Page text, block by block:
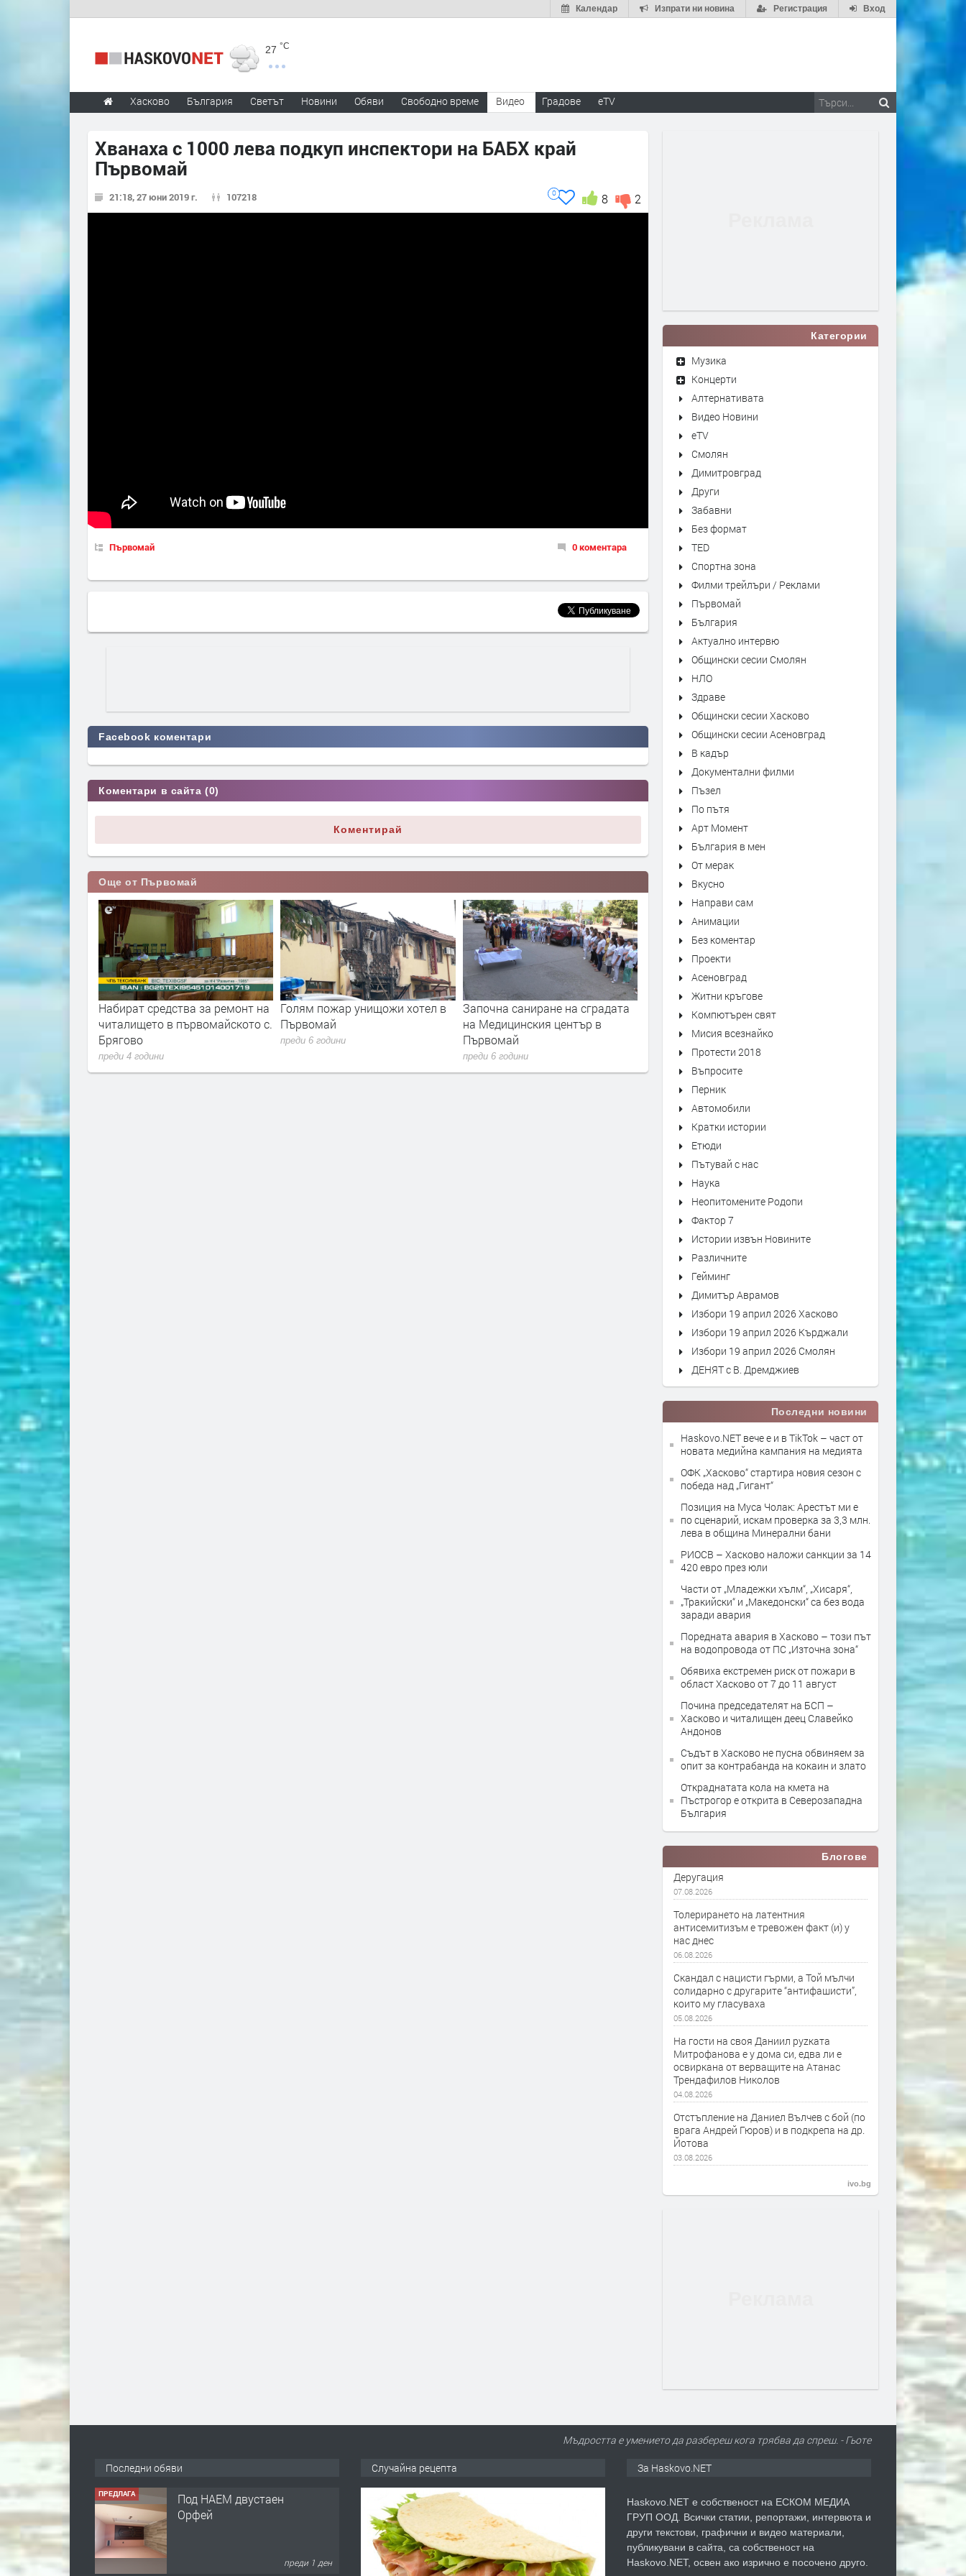
Вход
Регистрация
Изпрати ни новина
Календар
27 °C
Хасково България Светът Новини Обяви Свободно време Видео Градове eTV
Хванаха с 1000 лева подкуп инспектори на БАБХ край
Първомай
21:18, 27 юни 2019 г. 107218 2
8
0
Първомай 0 коментара
Facebook коментари
Коментари в сайта (0)
Коментирай
Още от Първомай
Голям пожар унищожи хотел в
Първомай
преди 6 години
Започна саниране на сградата
на Медицинския център в
Първомай
Среща на Сергей Станишев с
премиерите социалисти от ЕС
преди 7 години
Час по физическа активност с
Тереза Маринова проведоха в
първомайско училище
преди 7 години
Категории
Музика
Концерти
Алтернативата
Видео Новини
eTV
Смолян
Димитровград
Други
Забавни
Без формат
TED
Спортна зона
Филми трейлъри / Реклами
Първомай
България
Актуално интервю
Общински сесии Смолян
НЛО
Здраве
Общински сесии Хасково
Общински сесии Асеновград
В кадър
Документални филми
Пъзел
По пътя
Арт Момент
България в мен
От мерак
Вкусно
Направи сам
Анимации
Без коментар
Проекти
Асеновград
Житни кръгове
Компютърен свят
Мисия всезнайко
Протести 2018
Въпросите
Перник
Автомобили
Кратки истории
Етюди
Пътувай с нас
Наука
Неопитомените Родопи
Фактор 7
Истории извън Новините
Различните
Гейминг
Димитър Аврамов
Избори 19 април 2026 Хасково
Избори 19 април 2026 Кърджали
Избори 19 април 2026 Смолян
ДЕНЯТ с В. Дремджиев
Последни новини
Haskovo.NET вече е и в TikTok – част от
новата медийна кампания на медията
ОФК „Хасково“ стартира новия сезон с
победа над „Гигант“
Позиция на Муса Чолак: Арестът ми е
по сценарий, искам проверка за 3,3 млн.
лева в община Минерални бани
РИОСВ – Хасково наложи санкции за 14
420 евро през юли
Части от „Младежки хълм“, „Хисаря“,
„Тракийски“ и „Македонски“ са без вода
заради авария
Поредната авария в Хасково – този път
на водопровода от ПС „Източна зона“
Обявиха екстремен риск от пожари в
област Хасково от 7 до 11 август
Почина председателят на БСП –
Хасково и читалищен деец Славейко
Андонов
Съдът в Хасково не пусна обвиняем за
опит за контрабанда на кокаин и злато
Откраднатата кола на кмета на
Пъстрогор е открита в Северозападна
България
Блогове
Деругация
07.08.2026
Толерирането на латентния
антисемитизъм е тревожен факт (и) у
нас днес
06.08.2026
Скандал с нацисти гърми, а Той мълчи
солидарно с другарите “антифашисти”,
които му гласуваха
05.08.2026
На гости на своя Даниил руzката
Митрофанова е у дома си, едва ли е
освиркана от верващите на Атанас
Трендафилов Николов
04.08.2026
Отстъпление на Даниел Вълчев с бой (по
врага Андрей Гюров) и в подкрепа на др.
Йотова
03.08.2026
ivo.bg
Мъдростта е умението да разбереш кога трябва да спреш. - Гьоте
Последни обяви
ПРЕДЛАГА
Нов апартамент на ул.
Липа до Езикова
преди 1 ден
Случайна рецепта За Haskovo.NET
Haskovo.NET е собственост на ЕСКОМ МЕДИА
ГРУП ООД. Всички статии, репортажи, интервюта и
други текстови, графични и видео материали,
публикувани в сайта, са собственост на
Haskovo.NET, освен ако изрично е посочено друго.